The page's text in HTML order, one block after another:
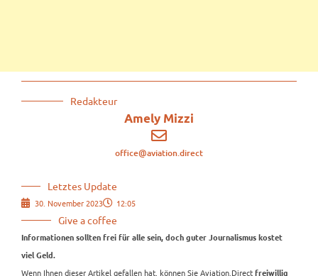
Redakteur
Amely Mizzi
office@aviation.direct
Letztes Update
30. November 2023 12:05
Give a coffee
Informationen sollten frei für alle sein, doch guter Journalismus kostet
viel Geld.
Wenn Ihnen dieser Artikel gefallen hat, können Sie Aviation.Direct freiwillig